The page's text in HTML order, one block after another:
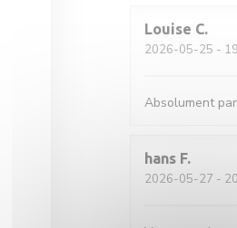
Louise C
2026-05-25 -
Absolument
hans F
2026-05-27 -